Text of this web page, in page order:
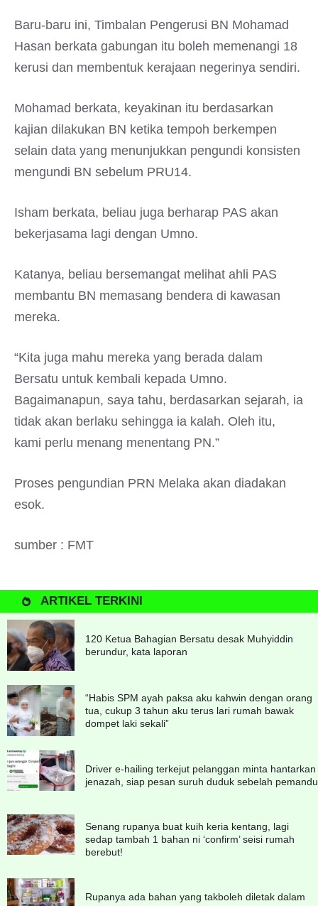
Baru-baru ini, Timbalan Pengerusi BN Mohamad
Hasan berkata gabungan itu boleh memenangi 18
kerusi dan membentuk kerajaan negerinya sendiri.
Mohamad berkata, keyakinan itu berdasarkan
kajian dilakukan BN ketika tempoh berkempen
selain data yang menunjukkan pengundi konsisten
mengundi BN sebelum PRU14.
Isham berkata, beliau juga berharap PAS akan
bekerjasama lagi dengan Umno.
Katanya, beliau bersemangat melihat ahli PAS
membantu BN memasang bendera di kawasan
mereka.
“Kita juga mahu mereka yang berada dalam
Bersatu untuk kembali kepada Umno.
Bagaimanapun, saya tahu, berdasarkan sejarah, ia
tidak akan berlaku sehingga ia kalah. Oleh itu,
kami perlu menang menentang PN.”
Proses pengundian PRN Melaka akan diadakan
esok.
sumber : FMT
ARTIKEL TERKINI
120 Ketua Bahagian Bersatu desak Muhyiddin
berundur, kata laporan
“Habis SPM ayah paksa aku kahwin dengan orang
tua, cukup 3 tahun aku terus lari rumah bawak
dompet laki sekali”
Driver e-hailing terkejut pelanggan minta hantarkan
jenazah, siap pesan suruh duduk sebelah pemandu
Senang rupanya buat kuih keria kentang, lagi
sedap tambah 1 bahan ni ‘confirm’ seisi rumah
berebut!
Rupanya ada bahan yang takboleh diletak dalam